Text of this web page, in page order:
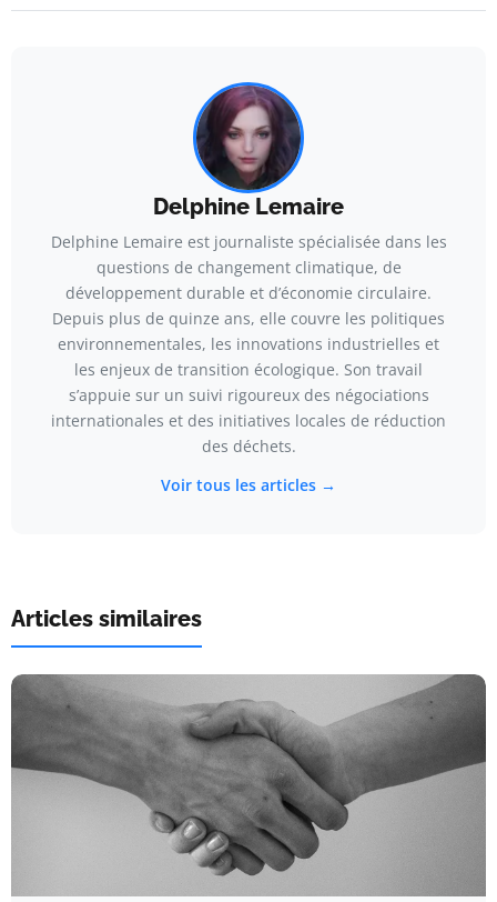
Delphine Lemaire
Delphine Lemaire est journaliste spécialisée dans les
questions de changement climatique, de
développement durable et d’économie circulaire.
Depuis plus de quinze ans, elle couvre les politiques
environnementales, les innovations industrielles et
les enjeux de transition écologique. Son travail
s’appuie sur un suivi rigoureux des négociations
internationales et des initiatives locales de réduction
des déchets.
Voir tous les articles →
Articles similaires